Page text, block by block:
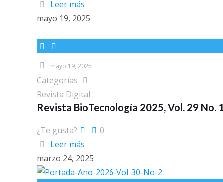
Leer más
mayo 19, 2025
mayo 19, 2025
Categorías
Revista Digital
Revista BioTecnología 2025, Vol. 29 No.
¿Te gusta?
0
Leer más
marzo 24, 2025